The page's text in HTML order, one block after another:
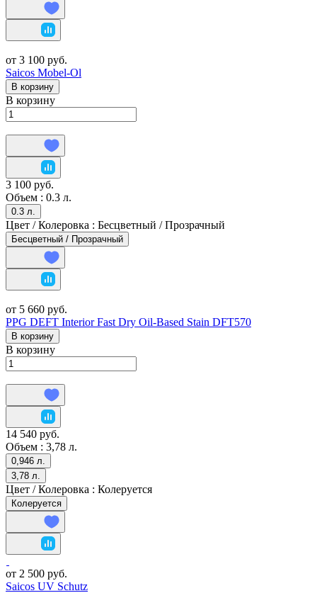
от 3 100 руб.
Saicos Mоbel-Оl
В корзину
В корзину
3 100 руб.
Объем : 0.3 л.
0.3 л.
Цвет / Колеровка : Бесцветный / Прозрачный
Бесцветный / Прозрачный
от 5 660 руб.
PPG DEFT Interior Fast Dry Oil-Based Stain DFT570
В корзину
В корзину
14 540 руб.
Объем : 3,78 л.
0,946 л.
3,78 л.
Цвет / Колеровка : Колеруется
Колеруется
от 2 500 руб.
Saicos UV Schutz